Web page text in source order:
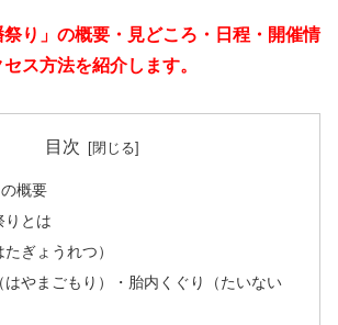
祭り」の概要・見どころ・日程・開催情
ス方法を紹介します。
目次
概要
りとは
ぎょうれつ）
はやまごもり）・胎内くぐり（たいない